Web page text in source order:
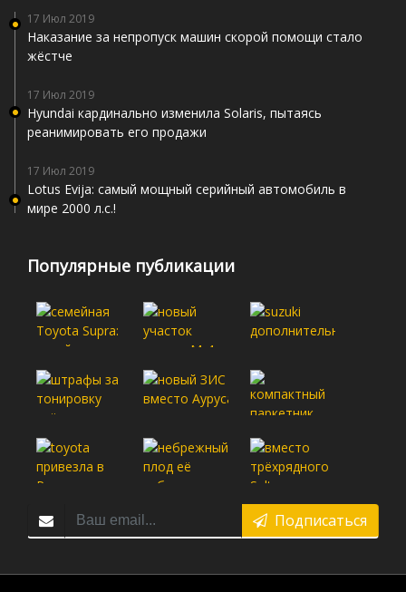
17 Июл 2019
Наказание за непропуск машин скорой помощи стало
жёстче
17 Июл 2019
Hyundai кардинально изменила Solaris, пытаясь
реанимировать его продажи
17 Июл 2019
Lotus Evija: самый мощный серийный автомобиль в
мире 2000 л.с.!
Популярные публикации
Подписаться